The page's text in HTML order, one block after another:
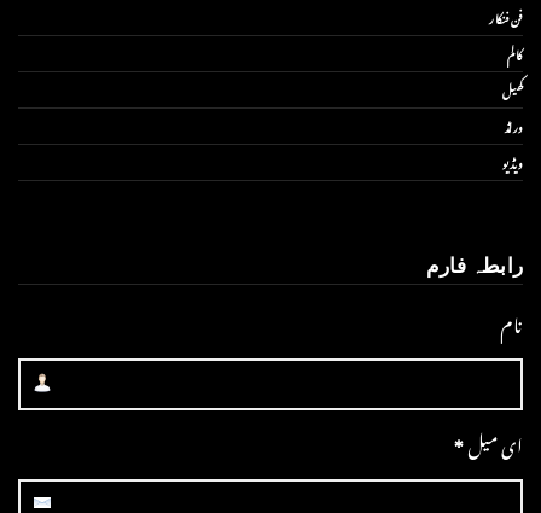
فن فنکار
کالم
کھیل
ورلڈ
ویڈیو
رابطہ فارم
نام
ای میل*